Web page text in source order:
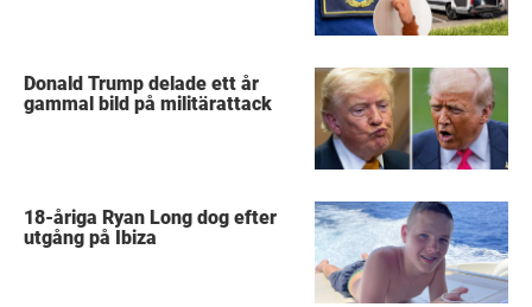
Donald Trump delade ett år
gammal bild på militärattack
18-åriga Ryan Long dog efter
utgång på Ibiza